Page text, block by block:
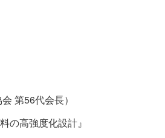
第56代会長）
の高強度化設計』